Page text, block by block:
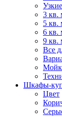
Узкие
3 кв.
5 кв.
6 кв.
9 кв.
Все
Шкафы-
Цвет